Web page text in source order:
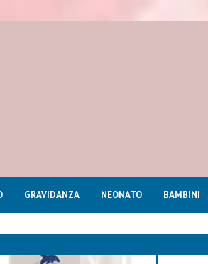
GRAVIDANZA NEONATO BAMBINI